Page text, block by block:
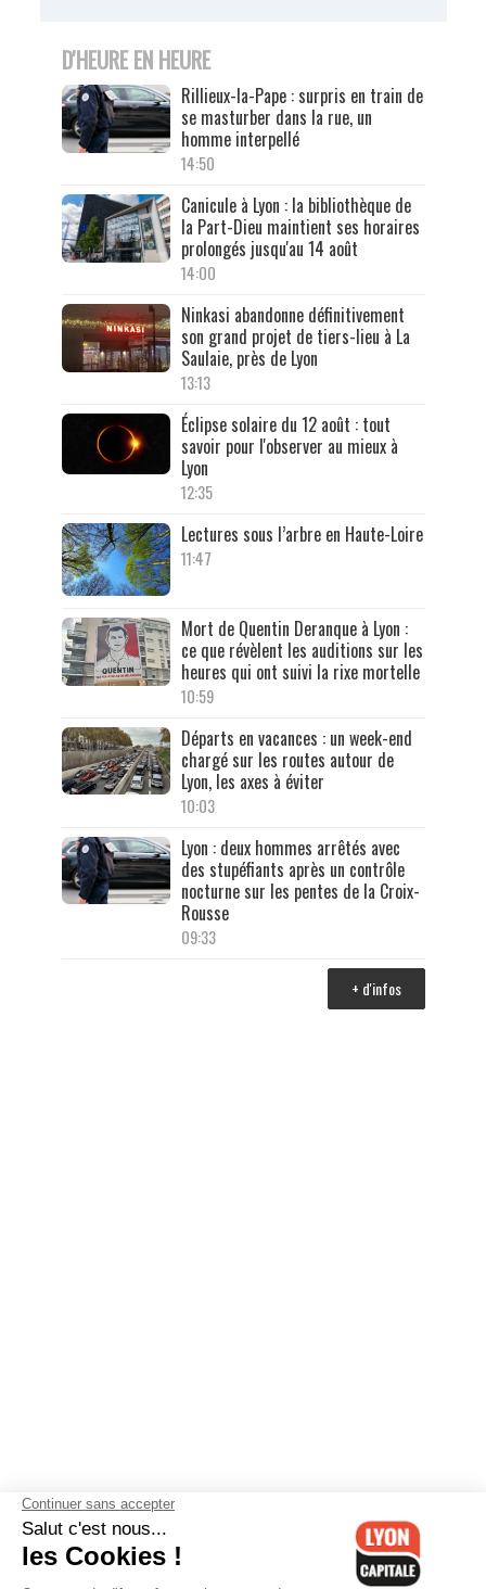
D'HEURE EN HEURE
Rillieux-la-Pape : surpris en train de
se masturber dans la rue, un
homme interpellé
14:50
Canicule à Lyon : la bibliothèque de
la Part-Dieu maintient ses horaires
prolongés jusqu'au 14 août
14:00
Ninkasi abandonne définitivement
son grand projet de tiers-lieu à La
Saulaie, près de Lyon
13:13
Éclipse solaire du 12 août : tout
savoir pour l'observer au mieux à
Lyon
12:35
Lectures sous l’arbre en Haute-Loire
11:47
Mort de Quentin Deranque à Lyon :
ce que révèlent les auditions sur les
heures qui ont suivi la rixe mortelle
10:59
Départs en vacances : un week-end
chargé sur les routes autour de
Lyon, les axes à éviter
10:03
Lyon : deux hommes arrêtés avec
des stupéfiants après un contrôle
nocturne sur les pentes de la Croix-
Rousse
09:33
+ d'infos